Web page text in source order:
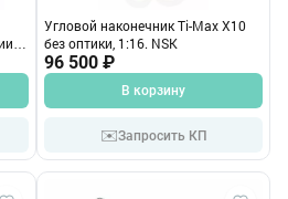
и
Угловой наконечник Ti-Max X10
без оптики, 1:16. NSK
96 500 ₽
В корзину
✉️Запросить КП